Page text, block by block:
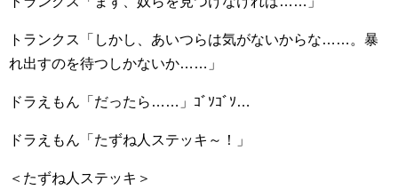
トランクス「しかし、あいつらは気がないからな……。暴
れ出すのを待つしかないか……」
ドラえもん「だったら……」ｺﾞｿｺﾞｿ…
ドラえもん「たずね人ステッキ～！」
＜たずね人ステッキ＞